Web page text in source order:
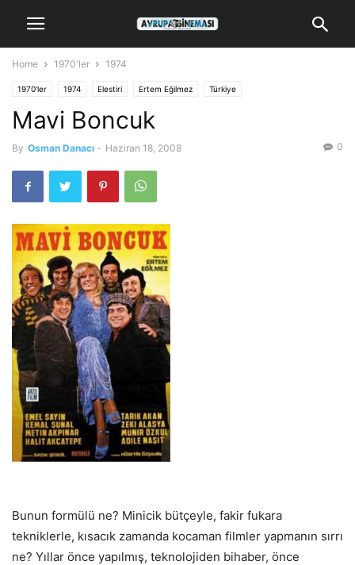
Home 1970'ler 1974
1970'ler 1974 Elestiri Ertem Eğilmez Türkiye
Mavi Boncuk
By Osman Danacı - Haziran 18, 2008 0
Bunun formülü ne? Minicik bütçeyle, fakir fukara
tekniklerle, kısacık zamanda kocaman filmler yapmanın sırrı
ne? Yıllar önce yapılmış, teknolojiden bihaber, önce